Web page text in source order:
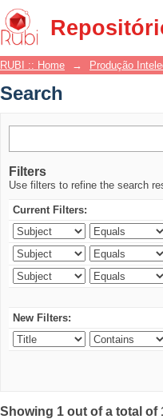
Search
RUBI :: Home → Produção
Search
Filters
Use filters to refine the search
Current Filters:
New Filters:
Showing 1 out of a total